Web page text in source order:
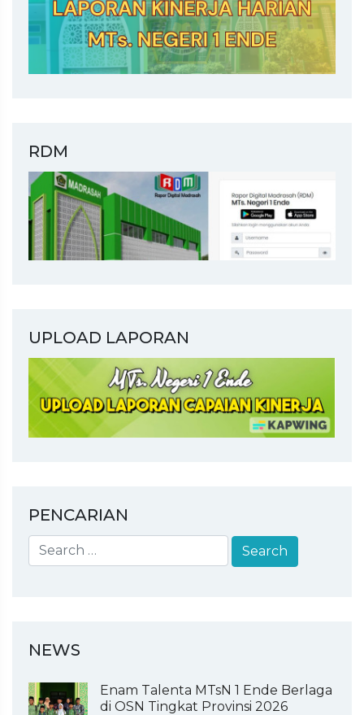
RDM
UPLOAD LAPORAN
PENCARIAN
NEWS
Enam Talenta MTsN 1 Ende Berlaga
di OSN Tingkat Provinsi 2026